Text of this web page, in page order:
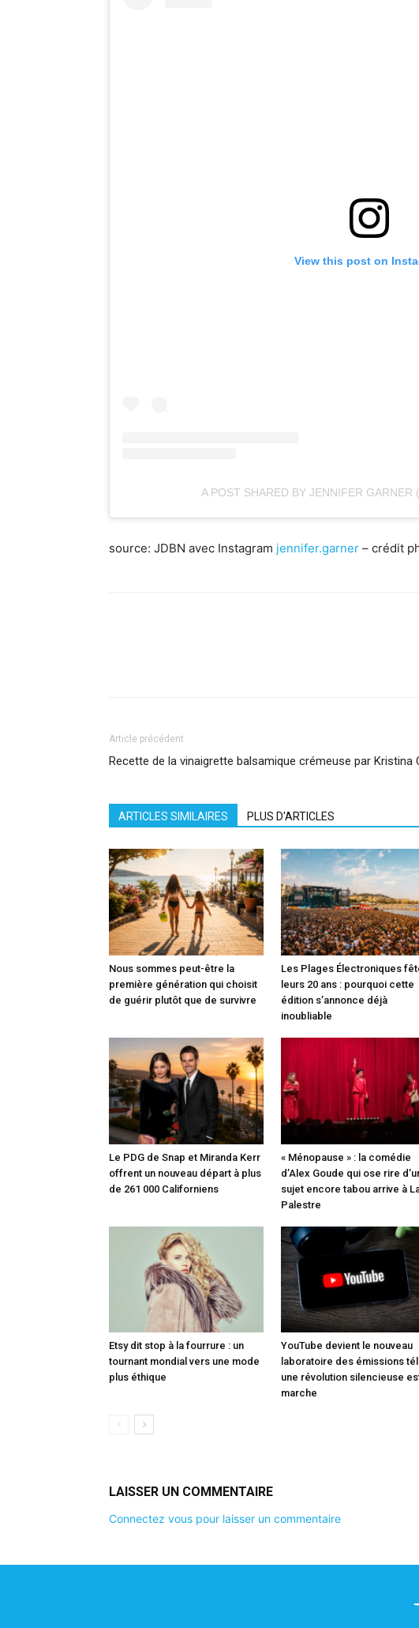
View this post on
A POST SHARED BY JENNIFER GARNER
source: JDBN avec Instagram jennifer.garner – crédit
Article précédent
Recette de la vinaigrette balsamique crémeuse par Kristina
ARTICLES SIMILAIRES PLUS D'ARTICLES
Nous sommes peut-être la
première génération qui choisit
de guérir plutôt que de survivre
Les Plages Électroniques
leurs 20 ans : pourquoi cette
édition s’annonce déjà
inoubliable
Le PDG de Snap et Miranda Kerr
offrent un nouveau départ à plus
de 261 000 Californiens
« Ménopause » : la comédie
d’Alex Goude qui ose rire
sujet encore tabou arrive à
Palestre
Etsy dit stop à la fourrure : un
tournant mondial vers une mode
plus éthique
YouTube devient le nouveau
laboratoire des émissions
une révolution silencieuse
marche
LAISSER UN COMMENTAIRE
Connectez vous pour laisser un commentaire